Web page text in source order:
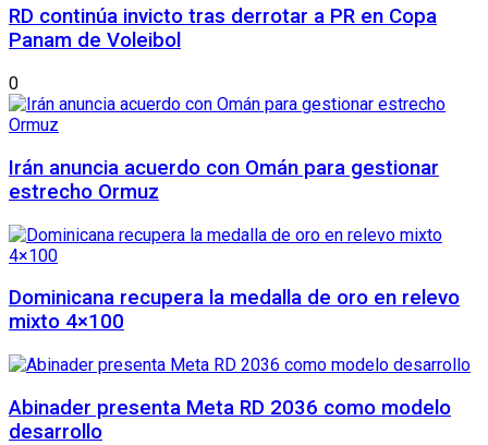
RD continúa invicto tras derrotar a PR en Copa
Panam de Voleibol
0
Irán anuncia acuerdo con Omán para gestionar
estrecho Ormuz
Dominicana recupera la medalla de oro en relevo
mixto 4×100
Abinader presenta Meta RD 2036 como modelo
desarrollo